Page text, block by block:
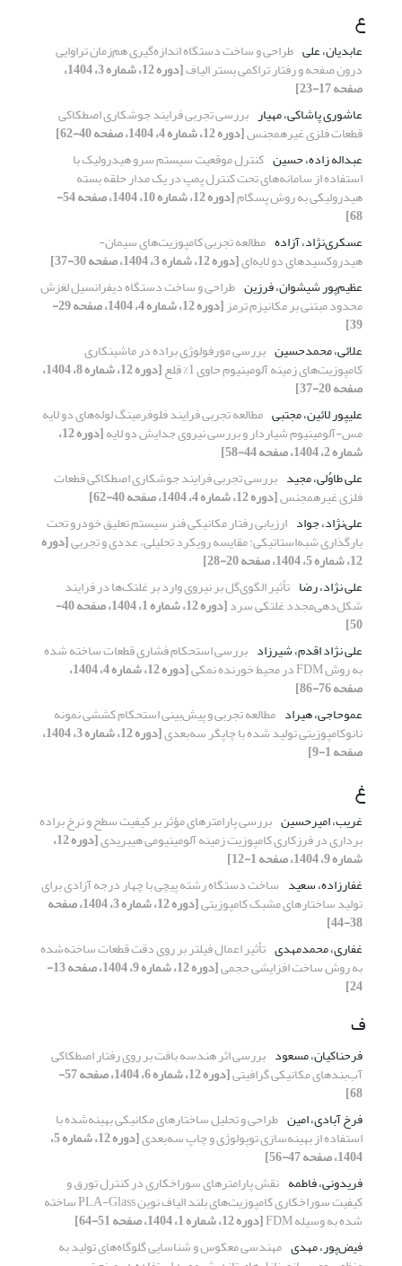
ع
عابدیان، علی طراحی و ساخت دستگاه اندازه‌گیری هم‌زمان تراوایی
درون صفحه و رفتار تراکمی بستر الیاف [دوره 12، شماره 3، 1404،
صفحه 17-23]
عاشوری پاشاکی، مهیار بررسی تجربی فرایند جوشکاری اصطکاکی
قطعات فلزی غیرهمجنس[دوره 12، شماره 4، 1404، صفحه 40-62]
عبداله زاده، حسین کنترل موقعیت سیستم سرو هیدرولیک با
استفاده از سامانههای تحت کنترل پمپ در یک مدار حلقه بسته
هیدرولیکی به روش پسگام [دوره 12، شماره 10، 1404، صفحه 54-
68]
عسکری‌نژاد، آزاده مطالعه تجربی کامپوزیت‌های سیمان-
هیدروکسیدهای دو لایه‌ای[دوره 12، شماره 3، 1404، صفحه 30-37]
عظیم‌پور شیشوان، فرزین طراحی و ساخت دستگاه دیفرانسیل لغزش
محدود مبتنی بر مکانیزم ترمز [دوره 12، شماره 4، 1404، صفحه 29-
39]
علائی، محمدحسین بررسی مورفولوژی براده در ماشینکاری
کامپوزیت‌های زمینه آلومینیوم حاوی 1% قلع [دوره 12، شماره 8، 1404،
صفحه 20-37]
علیپور لائین، مجتبی مطالعه تجربی فرایند فلوفرمینگ لوله‌های دو لایه
مس-آلومینیوم شیاردار و بررسی نیروی جدایش دو لایه [دوره 12،
شماره 2، 1404، صفحه 44-58]
علی طاوُلی، مجید بررسی تجربی فرایند جوشکاری اصطکاکی قطعات
فلزی غیرهمجنس[دوره 12، شماره 4، 1404، صفحه 40-62]
علی‌نژاد، جواد ارزیابی رفتار مکانیکی فنر سیستم تعلیق خودرو تحت
بارگذاری شبه‌استاتیکی: مقایسه رویکرد تحلیلی، عددی و تجربی[دوره
12، شماره 5، 1404، صفحه 20-28]
علی نژاد، رضا تأثیر الگوی‌گل بر نیروی وارد بر غلتک‌ها در فرایند
شکل‌دهی‌مجدد غلتکی سرد [دوره 12، شماره 1، 1404، صفحه 40-
50]
علی نژاد اقدم، شیرزاد بررسی استحکام فشاری قطعات ساخته شده
به روش FDM در محیط خورنده نمکی [دوره 12، شماره 4، 1404،
صفحه 76-86]
عموحاجی، هیراد مطالعه تجربی و پیش‌بینی استحکام کششی نمونه
نانوکامپوزیتی تولید شده با چاپگر سه‌بعدی [دوره 12، شماره 3، 1404،
صفحه 1-9]
غ
غریب، امیرحسین بررسی پارامترهای مؤثر بر کیفیت سطح و نرخ براده
برداری در فرزکاری کامپوزیت زمینه آلومینیومی هیبریدی [دوره 12،
شماره 9، 1404، صفحه 1-12]
غفارزاده، سعید ساخت دستگاه رشته پیچی با چهار درجه آزادی برای
تولید ساختارهای مشبک کامپوزیتی [دوره 12، شماره 3، 1404، صفحه
38-44]
غفاری، محمدمهدی تأثیر اعمال فیلتر بر روی دقت قطعات ساخته‌شده
به روش ساخت افزایشی حجمی [دوره 12، شماره 9، 1404، صفحه 13-
24]
ف
فرحناکیان، مسعود بررسی اثر هندسه بافت بر روی رفتار اصطکاکی
آب‌بندهای مکانیکی گرافیتی [دوره 12، شماره 6، 1404، صفحه 57-
68]
فرخ آبادی، امین طراحی و تحلیل ساختارهای مکانیکی بهینه‌شده با
استفاده از بهینه‌سازی توپولوژی و چاپ سه‌بعدی [دوره 12، شماره 5،
1404، صفحه 47-56]
فریدونی، فاطمه نقش پارامترهای سوراخکاری در کنترل تورق و
کیفیت سوراخکاری کامپوزیت‌های بلند الیاف نوین PLA-Glass ساخته
شده به وسیله FDM
[دوره 12، شماره 1، 1404، صفحه 51-64]
فیض‌پور، مهدی مهندسی معکوس و شناسایی گلوگاه‌های تولید به